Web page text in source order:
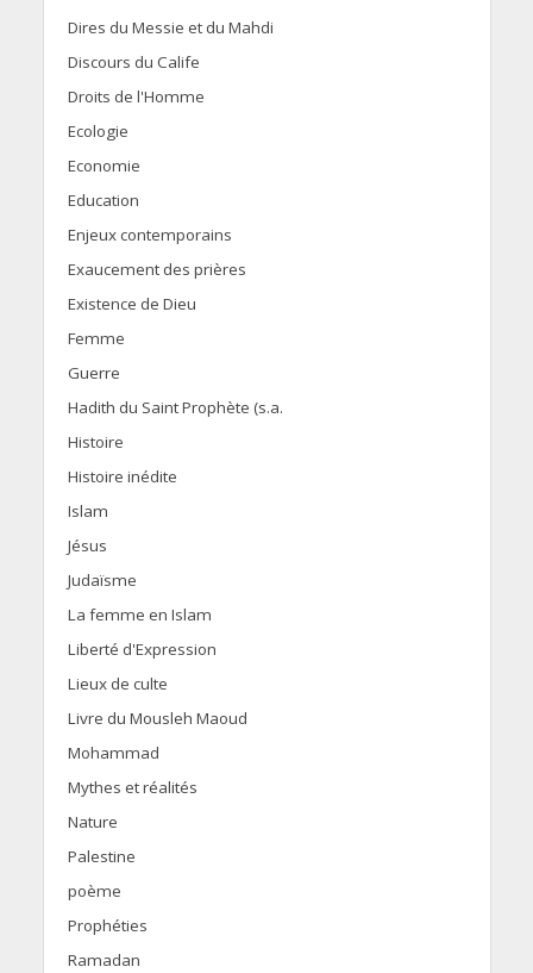
Dires du Messie et du Mahdi
Discours du Calife
Droits de l'Homme
Ecologie
Economie
Education
Enjeux contemporains
Exaucement des prières
Existence de Dieu
Femme
Guerre
Hadith du Saint Prophète (s.a.
Histoire
Histoire inédite
Islam
Jésus
Judaïsme
La femme en Islam
Liberté d'Expression
Lieux de culte
Livre du Mousleh Maoud
Mohammad
Mythes et réalités
Nature
Palestine
poème
Prophéties
Ramadan